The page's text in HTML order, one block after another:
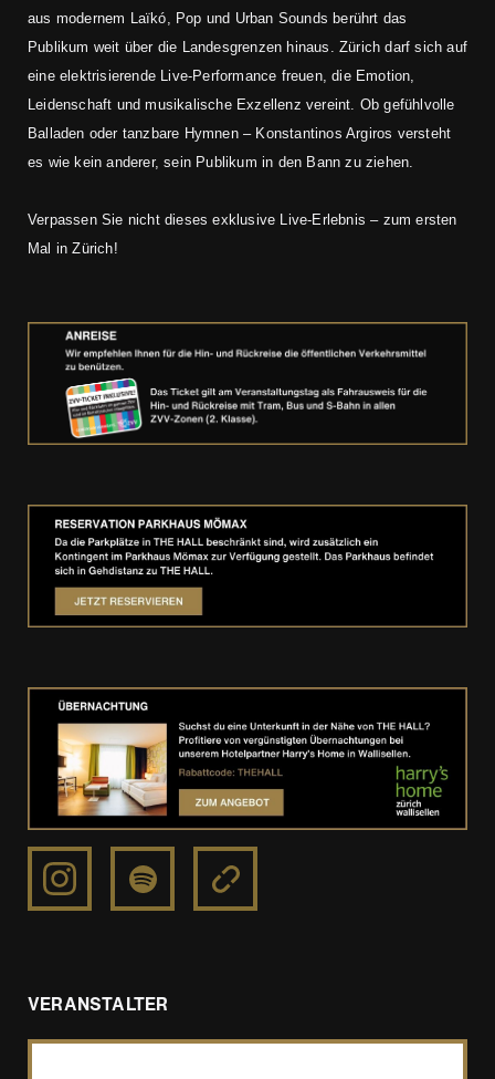
aus modernem Laïkó, Pop und Urban Sounds berührt das
Publikum weit über die Landesgrenzen hinaus. Zürich darf sich auf
eine elektrisierende Live-Performance freuen, die Emotion,
Leidenschaft und musikalische Exzellenz vereint. Ob gefühlvolle
Balladen oder tanzbare Hymnen – Konstantinos Argiros versteht
es wie kein anderer, sein Publikum in den Bann zu ziehen.
Verpassen Sie nicht dieses exklusive Live-Erlebnis – zum ersten
Mal in Zürich!
https://www.instagram.com/argiros_konstantinos/
https://open.spotify.com/intl-
de/artist/5YquORfLTx6nWMlBzJstx7?
si=5jJRCKFDS3SWi…
https://www.konstantinosargiros.com/
VERANSTALTER